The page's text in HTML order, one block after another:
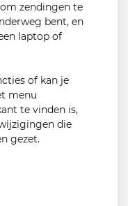
zendingen te
bent, en
laptop of
of kan je
menu
te vinden is,
die
gezet.